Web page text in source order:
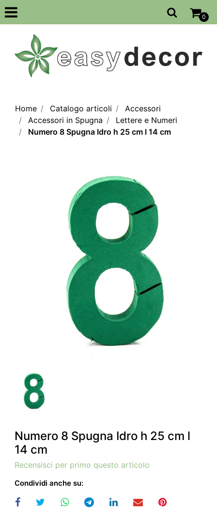
Open
0
Home Catalogo articoli
Accessori
Accessori in Spugna
Lettere e Numeri
Numero 8 Spugna Idro h 25 cm l 14 cm
Numero 8 Spugna Idro h 25 cm l
14 cm
Recensisci per primo questo articolo
Condividi anche su: